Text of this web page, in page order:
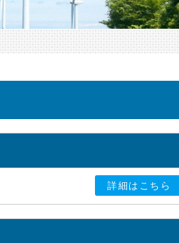
詳細はこちら